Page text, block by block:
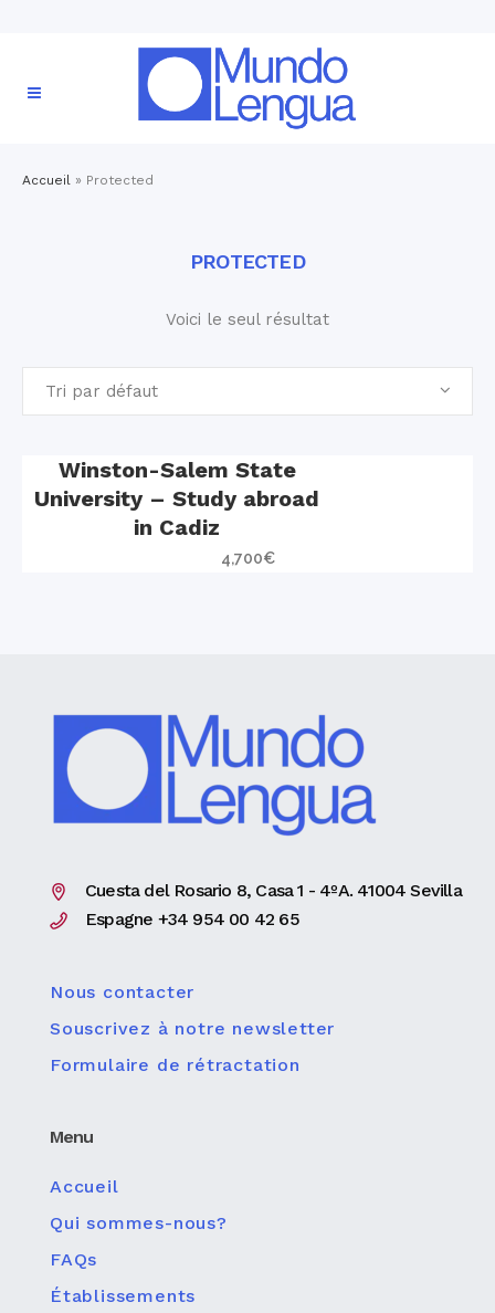
Accueil » Protected
PROTECTED
Voici le seul résultat
Tri par défaut
Winston-Salem State
University – Study abroad
in Cadiz
4,700€
Cuesta del Rosario 8, Casa 1 - 4ºA. 41004 Sevilla
Espagne +34 954 00 42 65
Nous contacter
Souscrivez à notre newsletter
Formulaire de rétractation
Menu
Accueil
Qui sommes-nous?
FAQs
Établissements